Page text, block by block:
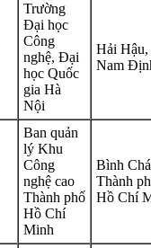
Trường
Đại học
Công
nghệ, Đại
học Quốc
gia Hà
Nội
Hải Hậu,
Nam
Ban quản
lý Khu
Công
nghệ cao
Thành phố
Hồ Chí
Minh
Bình
Thành
Hồ Chí